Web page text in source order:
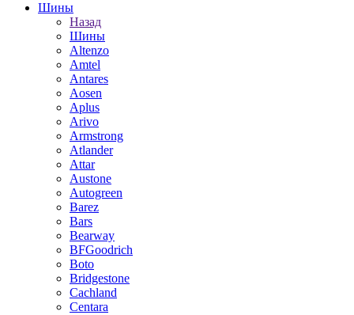
Шины
Назад
Шины
Altenzo
Amtel
Antares
Aosen
Aplus
Arivo
Armstrong
Atlander
Attar
Austone
Autogreen
Barez
Bars
Bearway
BFGoodrich
Boto
Bridgestone
Cachland
Centara